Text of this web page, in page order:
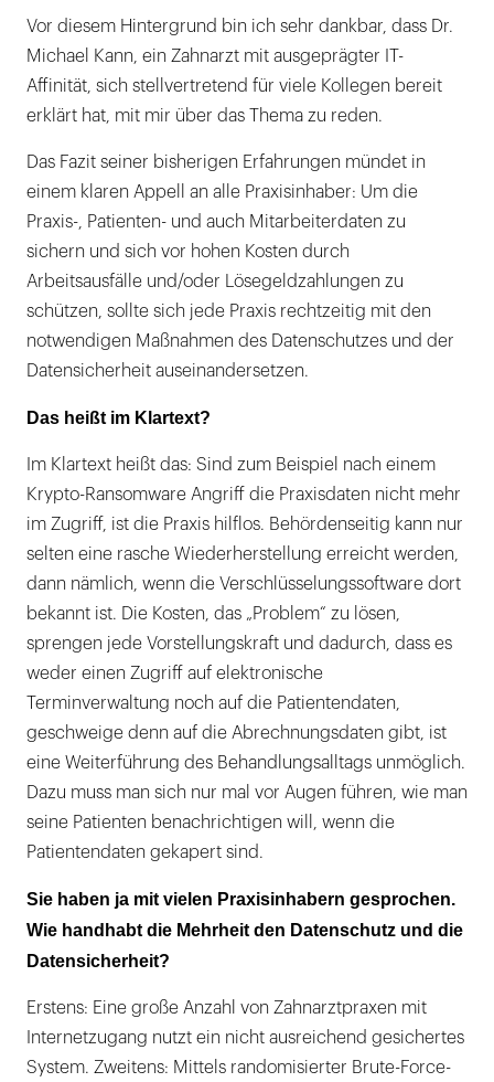
Vor diesem Hintergrund bin ich sehr dankbar, dass Dr.
Michael Kann, ein Zahnarzt mit ausgeprägter IT-
Affinität, sich stellvertretend für viele Kollegen bereit
erklärt hat, mit mir über das Thema zu reden.
Das Fazit seiner bisherigen Erfahrungen mündet in
einem klaren Appell an alle Praxisinhaber: Um die
Praxis-, Patienten- und auch Mitarbeiterdaten zu
sichern und sich vor hohen Kosten durch
Arbeitsausfälle und/oder Lösegeldzahlungen zu
schützen, sollte sich jede Praxis rechtzeitig mit den
notwendigen Maßnahmen des Datenschutzes und der
Datensicherheit auseinandersetzen.
Das heißt im Klartext?
Im Klartext heißt das: Sind zum Beispiel nach einem
Krypto-Ransomware Angriff die Praxisdaten nicht mehr
im Zugriff, ist die Praxis hilflos. Behördenseitig kann nur
selten eine rasche Wiederherstellung erreicht werden,
dann nämlich, wenn die Verschlüsselungssoftware dort
bekannt ist. Die Kosten, das „Problem“ zu lösen,
sprengen jede Vorstellungskraft und dadurch, dass es
weder einen Zugriff auf elektronische
Terminverwaltung noch auf die Patientendaten,
geschweige denn auf die Abrechnungsdaten gibt, ist
eine Weiterführung des Behandlungsalltags unmöglich.
Dazu muss man sich nur mal vor Augen führen, wie man
seine Patienten benachrichtigen will, wenn die
Patientendaten gekapert sind.
Sie haben ja mit vielen Praxisinhabern gesprochen.
Wie handhabt die Mehrheit den Datenschutz und die
Datensicherheit?
Erstens: Eine große Anzahl von Zahnarztpraxen mit
Internetzugang nutzt ein nicht ausreichend gesichertes
System. Zweitens: Mittels randomisierter Brute-Force-